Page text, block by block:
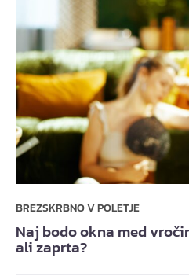
BREZSKRBNO V POLETJE
Naj bodo okna med
ali zaprta?